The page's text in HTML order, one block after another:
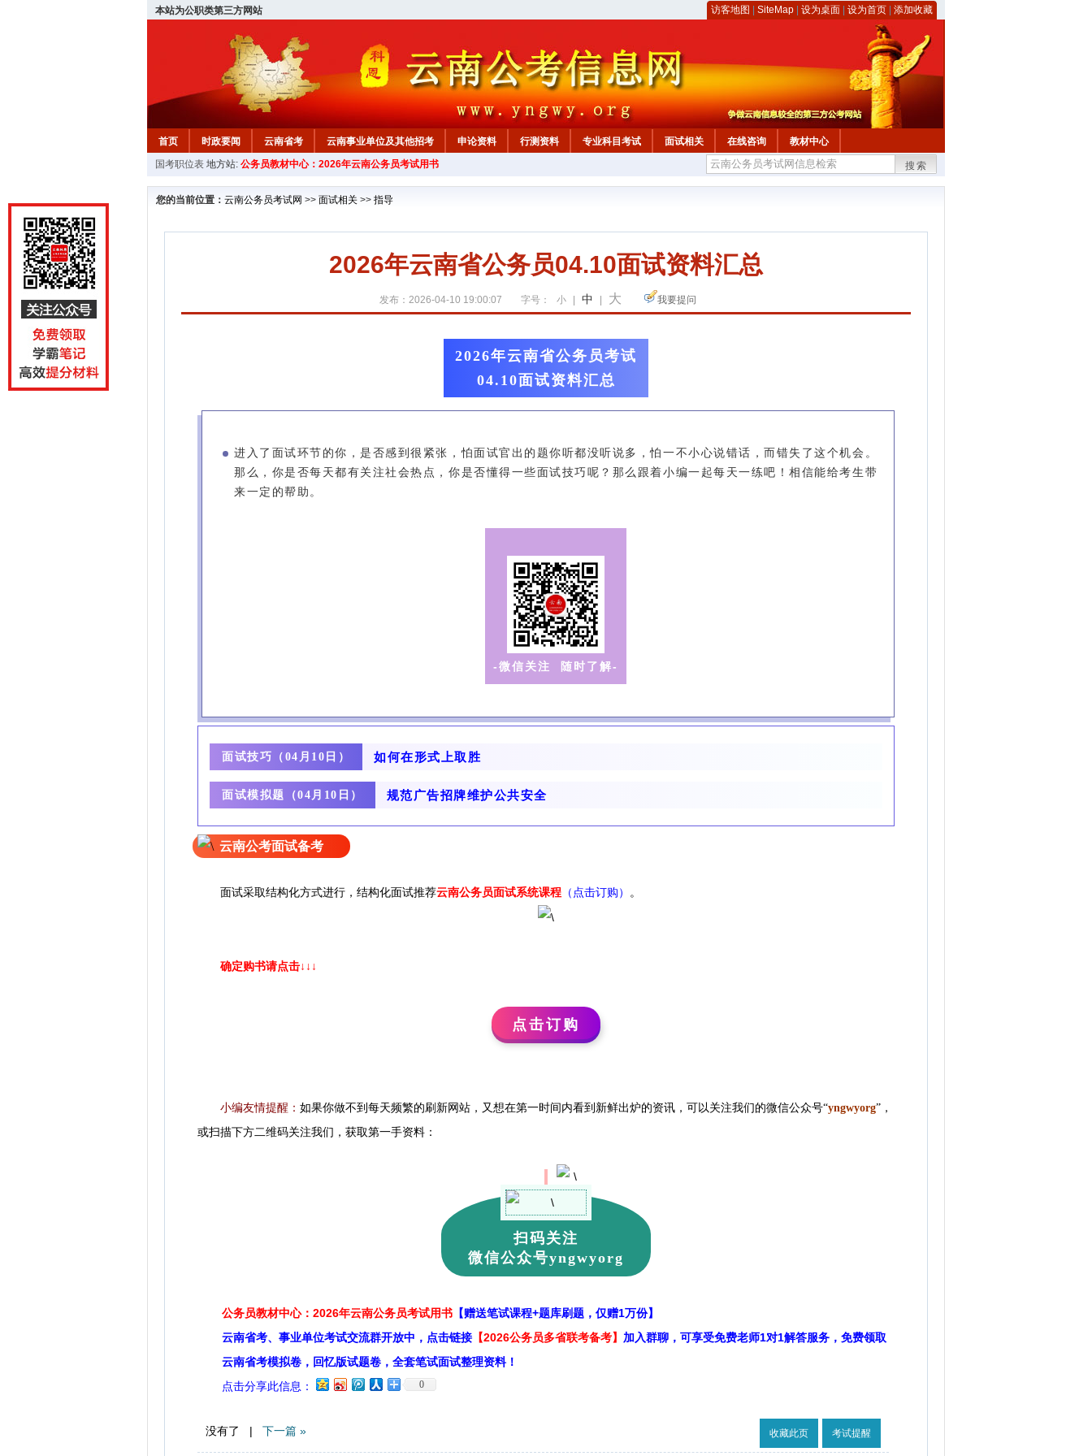
本站为公职类第三方网站 访客地图 SiteMap 设为桌面 设为首页 添加收藏
首页 时政要闻 云南省考 云南事业单位及其他招考 申论资料 行测资料 专业科目考试 面试相关 在线咨询
教材中心
国考职位表 地方站: 公务员教材中心：2026年云南公务员考试用书 搜索
您的当前位置： 云南公务员考试网 >> 面试相关 >> 指导
2026年云南省公务员04.10面试资料汇总
发布：2026-04-10 19:00:07 字号： 小 中 大 我要提问
2026年云南省公务员考试
04.10面试资料汇总
进入了面试环节的你，是否感到很紧张，怕面试官出的题你听都没听说多，怕一不小心说错话，而错失了这个机会。
那么，你是否每天都有关注社会热点，你是否懂得一些面试技巧呢？那么跟着小编一起每天一练吧！相信能给考生带
来一定的帮助。
-微信关注 随时了解-
面试技巧（ 04月10日） 如何在形式上取胜
面试模拟题（04月10日） 规范广告招牌维护公共安全
云南公考面试备考
面试采取结构化方式进行 ，结构化面试推荐云南公务员面试系统课程 （点击订购） 。
确定购书请点击↓↓↓
点击订购
小编友情提醒： 如果你做不到每天频繁的刷新网站，又想在第一时间内看到新鲜出炉的资讯，可以关注我们的微信公众号“yngwyorg” ，
或扫描下方二维码关注我们，获取第一手资料：
扫码关注
微信公众号yngwyorg
公务员教材中心：2026年云南公务员考试用书 【赠送笔试课程+题库刷题，仅赠1万份】
云南省考、事业单位考试交流群开放中，点击链接 【2026公务员多省联考备考】 加入群聊，可享受免费老师1对1解答服务，免费领取
云南省考模拟卷，回忆版试题卷，全套笔试面试整理资料！
点击分享此信息：
0
没有了 | 下一篇 » 收藏此页 考试提醒